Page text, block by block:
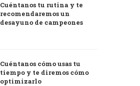
Cuéntanos tu rutina y te
recomendaremos un
desayuno de campeones
Cuéntanos cómo usas tu
tiempo y te diremos cómo
optimizarlo